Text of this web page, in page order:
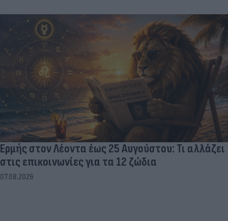
Ερμής στον Λέοντα έως 25 Αυγούστου: Τι αλλάζει
στις επικοινωνίες για τα 12 ζώδια
07.08.2026